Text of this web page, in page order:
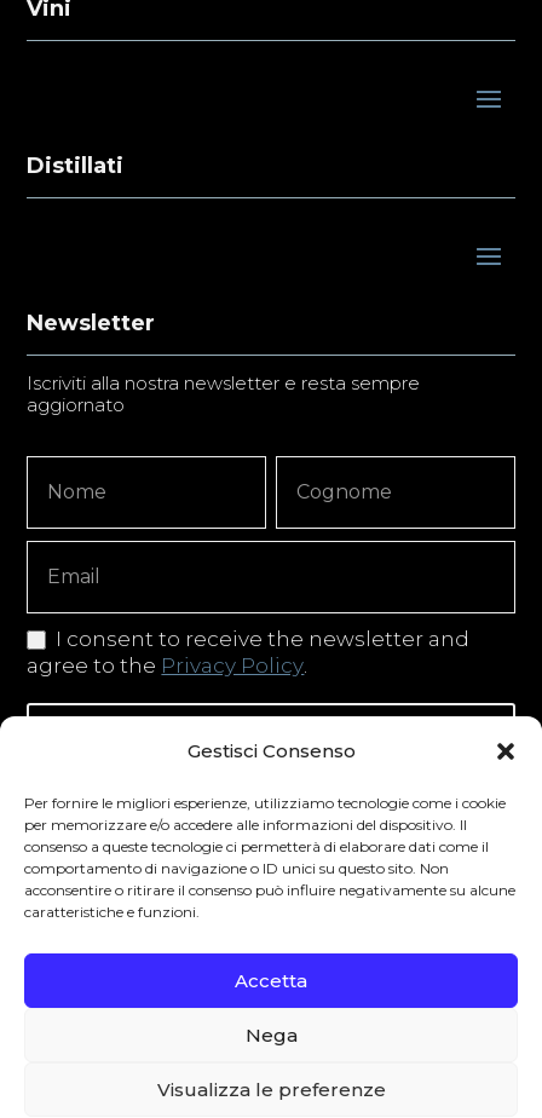
Gestisci Consenso
Per fornire le migliori esperienze, utilizziamo tecnologie come i cookie
per memorizzare e/o accedere alle informazioni del dispositivo. Il
consenso a queste tecnologie ci permetterà di elaborare dati come il
comportamento di navigazione o ID unici su questo sito. Non
acconsentire o ritirare il consenso può influire negativamente su alcune
caratteristiche e funzioni.
Accetta
Nega
Visualizza le preferenze
Vini
Distillati
Newsletter
Iscriviti alla nostra newsletter e resta sempre
aggiornato
Signup
Copy
I consent to receive the newsletter and
agree to the Privacy Policy
Iscriviti alla newsletter
Degustibus invita al consumo responsabile.
La vendita di bevande alcoliche è vietata ai
Paese di residenza. L’abuso di alcol è
pericoloso per la salute.